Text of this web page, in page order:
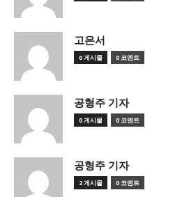
고은서
0 게시물 0 코멘트
공형주 기자
0 게시물 0 코멘트
공형주 기자
2 게시물 0 코멘트